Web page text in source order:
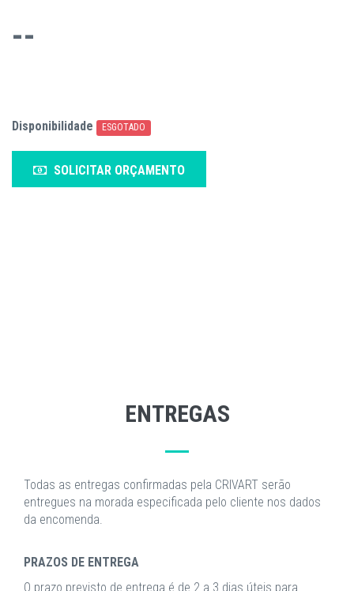
--
Disponibilidade ESGOTADO
SOLICITAR ORÇAMENTO
ENTREGAS
Todas as entregas confirmadas pela CRIVART serão
entregues na morada especificada pelo cliente nos dados
da encomenda.
PRAZOS DE ENTREGA
O prazo previsto de entrega é de 2 a 3 dias úteis para